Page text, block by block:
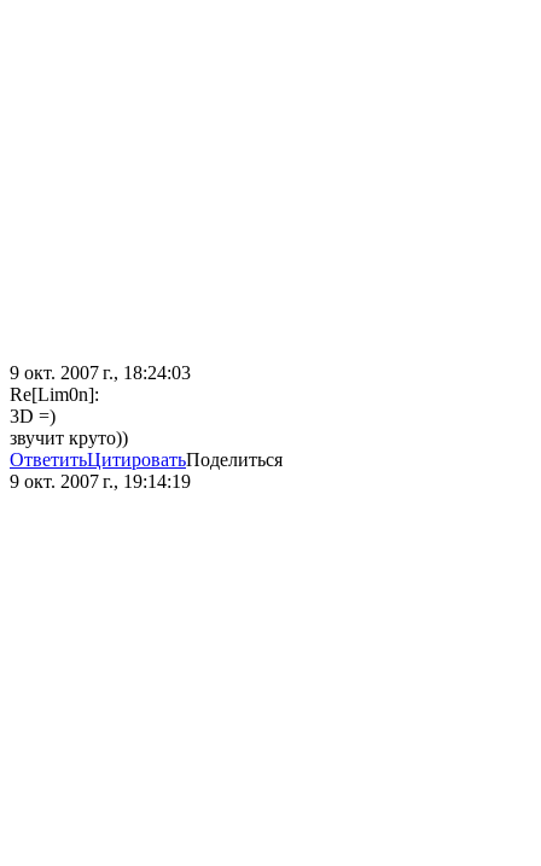
9 окт. 2007 г., 18:24:03
Re[Lim0n]:
3D =)
звучит круто))
ОтветитьЦитироватьПоделиться
9 окт. 2007 г., 19:14:19